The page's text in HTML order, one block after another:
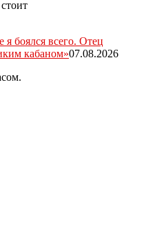
я боялся всего. Отец
кабаном»07.08.2026